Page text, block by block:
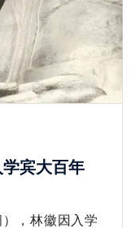
宾大百年
，林徽因入学